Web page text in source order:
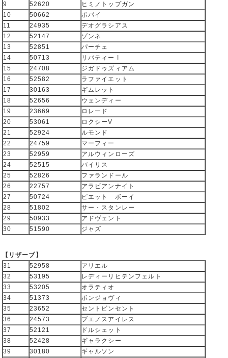
9
52620
ヒミノトップガン
10
50662
ポパイ
11
24935
デオグラシアス
12
52147
ゾンネ
13
52851
パーチェ
14
50713
リバティー I
15
24708
ジガドゥズィアム
16
52582
ラファイエット
17
30163
ギムレット
18
52656
ウェンディー
19
23669
ロレード
20
53061
ロクシーV
21
52924
ルモンド
22
24759
マーフィー
23
52959
アルウィンローズ
24
52515
バイリス
25
52826
ファランドール
26
22757
アラビアンナイト
27
50724
ピエット ボーイ
28
51802
サー・スタンレー
29
50933
アドヴェント
30
51590 ジャズ
【リザーブ】
31
52958
アリエル
32
53195
レディーリヒテンフェルト
33
53205
オラティオ
34
51373
ボンジョヴィ
35
23652
セントビンセント
36
24573
ブエノスアイレス
37
52121
ドルシェット
38
52428
ギャラクシー
39
30180
ギャルソン